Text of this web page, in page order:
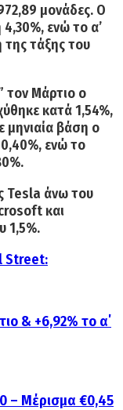
μονάδες. Ο
4,30%, ενώ το α’
της τάξης του
τον Μάρτιο ο
κατά 1,54%,
μηνιαία βάση ο
ενώτο
Tesla άνω του
και
1,5%.
Street:
& +6,92% το α΄
– Μέρισμα €0,45